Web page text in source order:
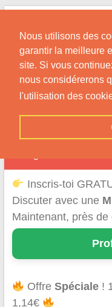
Nous utilisons des
garantir la meilleure
site. Si vous
nous considérerons
l'utilisation des
Skip
content
Conseils et Informations
Musulmane
Inscris-toi
Discuter avec une
Maintenant, près de
OffreSpéciale !
1,14€